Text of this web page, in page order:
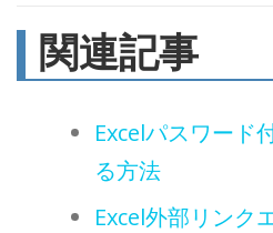
関連記事
Excelパスワード
る方法
Excel外部リンク